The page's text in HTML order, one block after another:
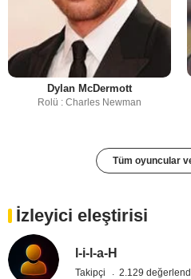
Dylan McDermott
Rolü : Charles Newman
Tüm oyuncular
İzleyici eleştirisi
l-i-l-a-H
Takipçi 2.129